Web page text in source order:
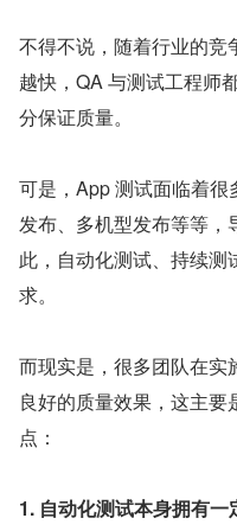
不得不说，随着行业的竞
越快，QA 与测试工程师
分保证质量。
可是，App 测试面临着
发布、多机型发布等等，
此，自动化测试、持续
求。
而现实是，很多团队在实
良好的质量效果，这主
点：
1. 自动化测试本身拥有一